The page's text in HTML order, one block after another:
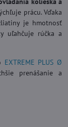
prácu. Vďaka
je hmotnosť
uľahčuje rúčka a
EXTREME PLUS Ø
prenášanie a